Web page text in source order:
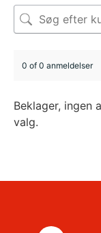
0 of 0 anmeldelser
Beklager, ingen
valg.